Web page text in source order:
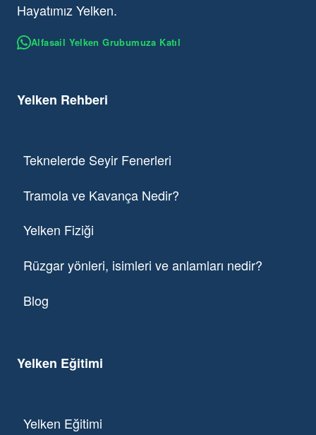
Hayatımız Yelken.
Alfasail Yelken Grubumuza Katıl
Yelken Rehberi
Teknelerde Seyir Fenerleri
Tramola ve Kavança Nedir?
Yelken Fiziği
Rüzgar yönleri, isimleri ve anlamları nedir?
Blog
Yelken Eğitimi
Yelken Eğitimi